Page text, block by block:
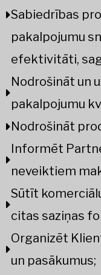
Sabiedrības
pakalpojumu
efektivitāti,
Nodrošināt un
pakalpojumu
Nodrošināt
Informēt
neveiktiem
Sūtīt
citas saziņas
Organizēt
un pasākumus;